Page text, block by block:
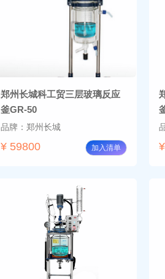
郑州长城科工贸三层玻璃反应
釜GR-50
品牌：郑州长城
¥ 59800 加入清单